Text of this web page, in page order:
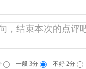
一般 3分 不好 2分